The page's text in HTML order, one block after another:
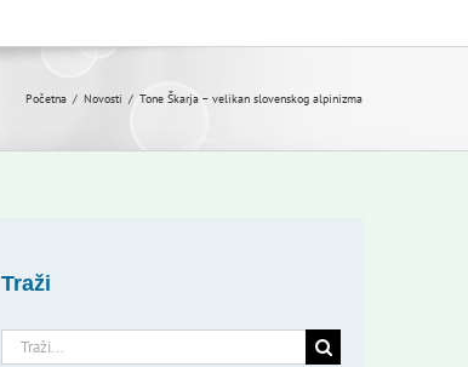
Početna Novosti Tone Škarja – velikan slovenskog alpinizma
Traži
Traži...